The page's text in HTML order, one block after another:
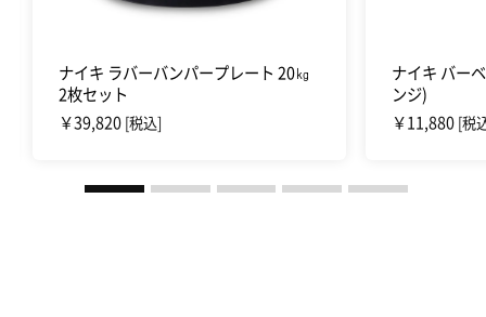
ナイキ ラバーバンパープレート 20㎏
2枚セット
￥39,820 [税込]
ナイキ バー
ンジ)
￥11,880 [税